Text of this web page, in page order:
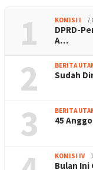
1 KOMISI I
DPRD-
A…
2 BERITA
Sudah
3 BERITA
45
KOMISI IV
Bulan